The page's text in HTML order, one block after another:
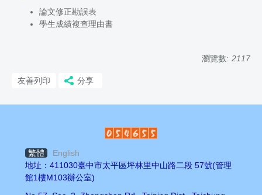
論文修正勘誤表
學生成績複查理由書
瀏覽數: 2117
友善列印 分享
繁體
English
地址：411030臺中市太平區坪林里中山路二段 57號(管理
館1樓M103辦公室)